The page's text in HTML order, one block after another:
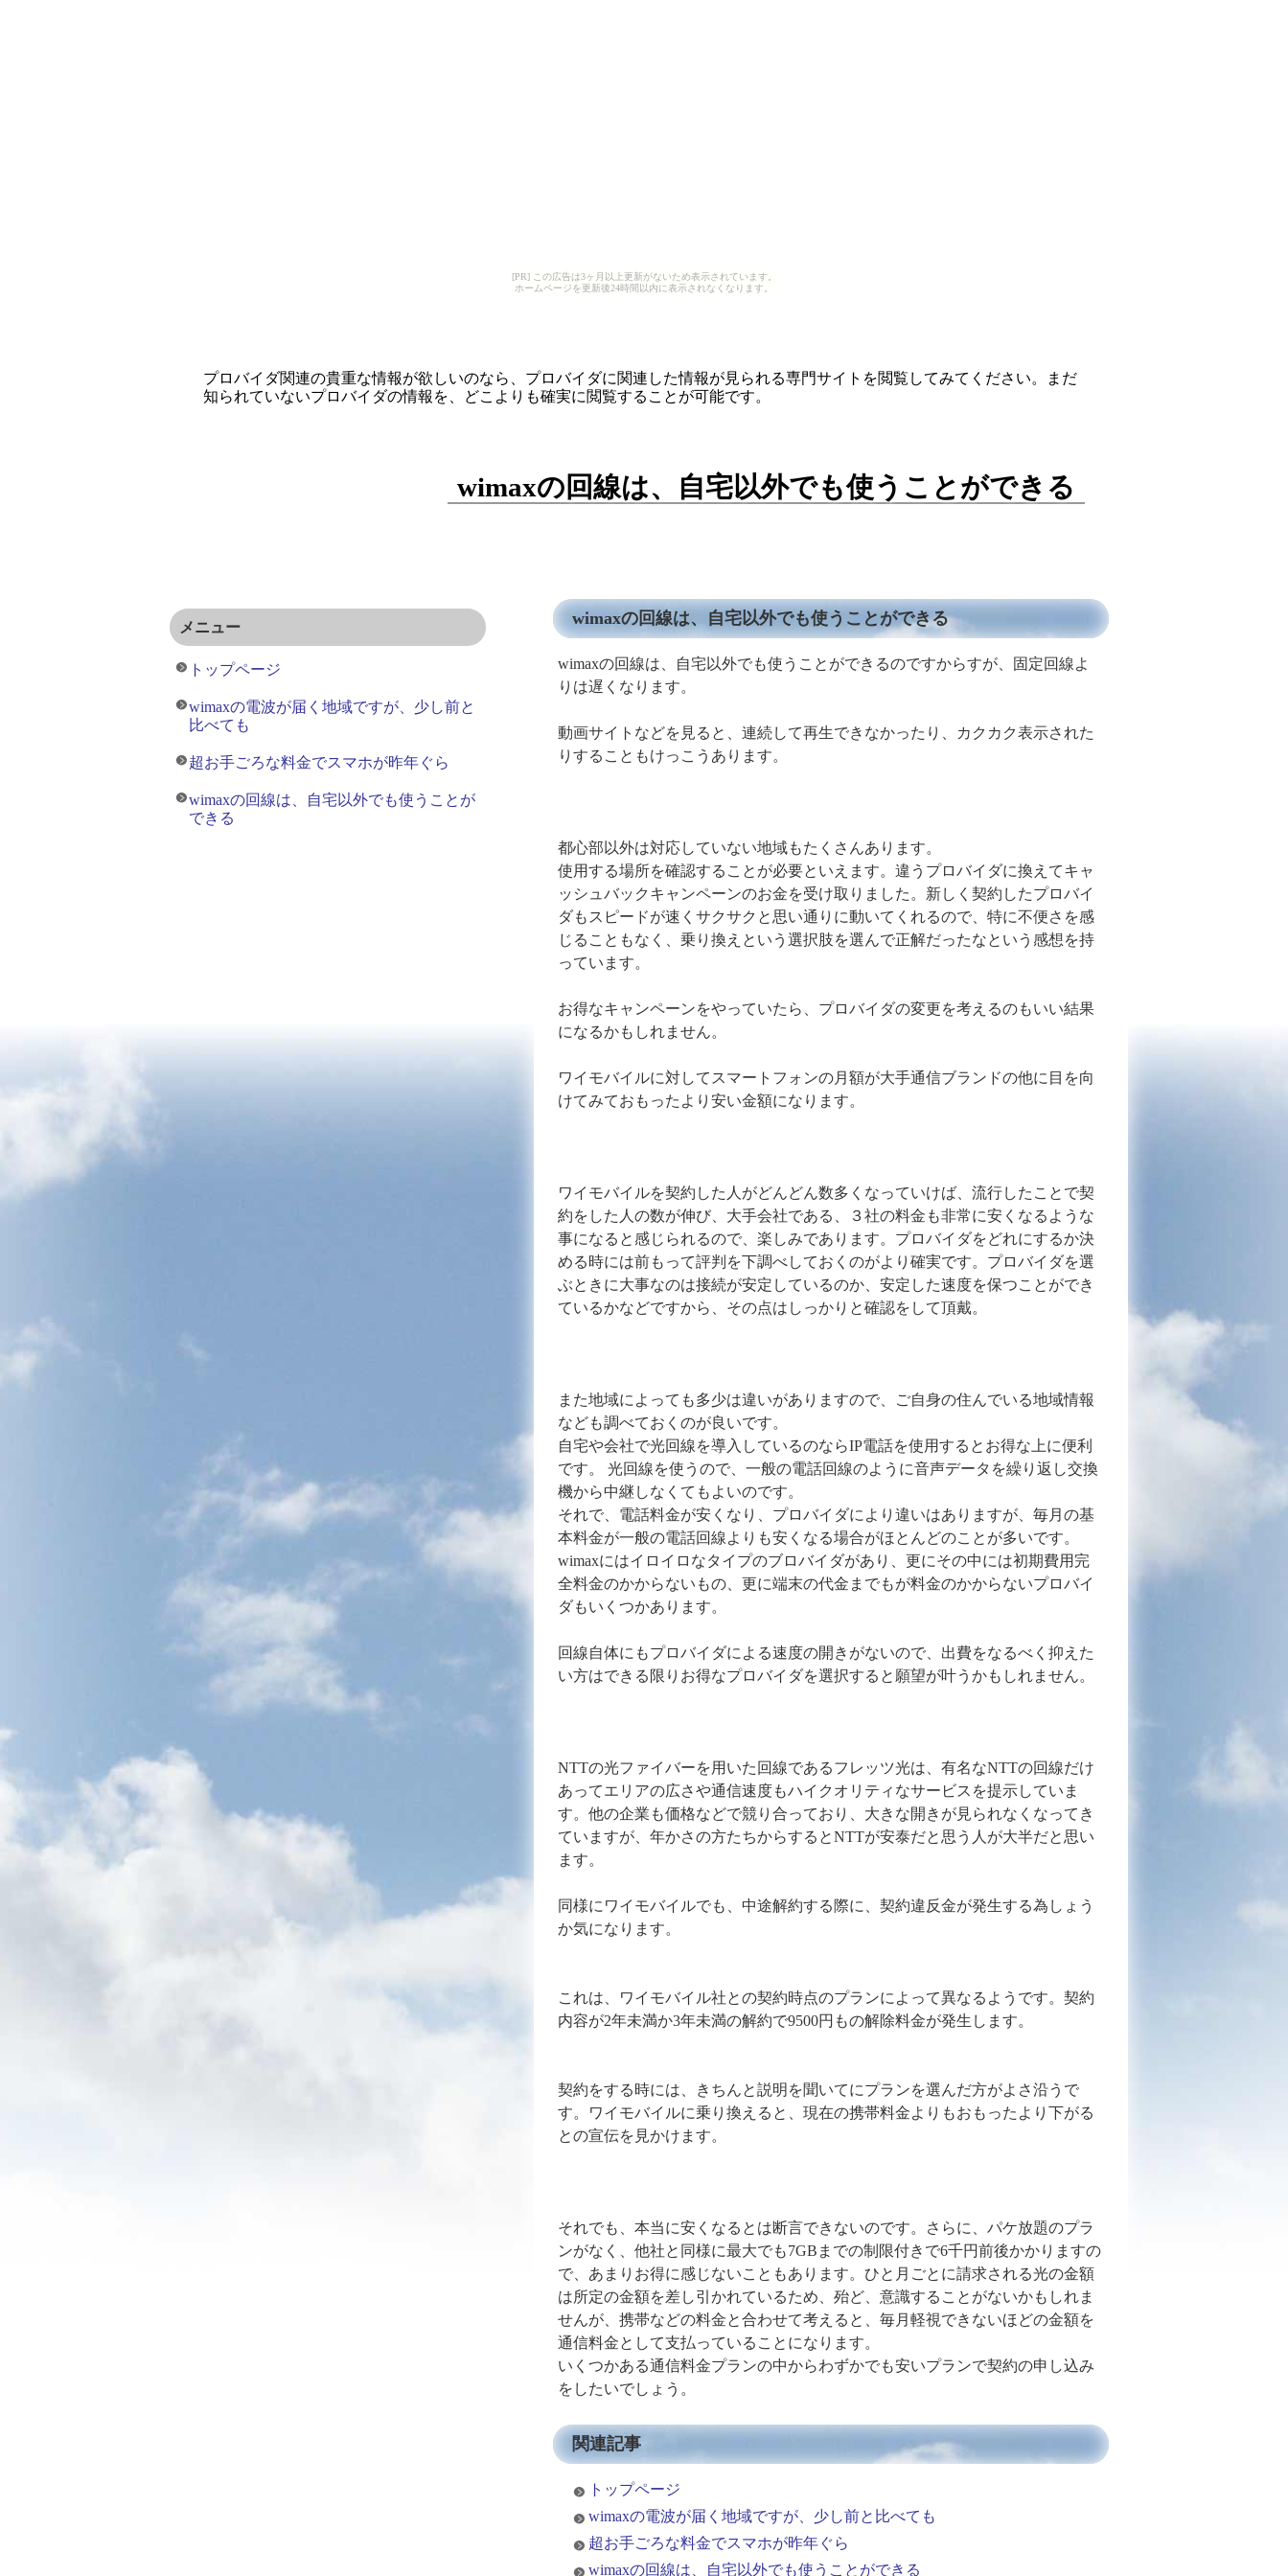
[PR] この広告は3ヶ月以上更新がないため表示されています。
ホームページを更新後24時間以内に表示されなくなります。
プロバイダ関連の貴重な情報が欲しいのなら、プロバイダに関連した情報が見られる専門サイトを閲覧してみてください。まだ
知られていないプロバイダの情報を、どこよりも確実に閲覧することが可能です。
wimaxの回線は、自宅以外でも使うことができる
wimaxの回線は、自宅以外でも使うことができる
wimaxの回線は、自宅以外でも使うことができるのですからすが、固定回線よ
りは遅くなります。
動画サイトなどを見ると、連続して再生できなかったり、カクカク表示された
りすることもけっこうあります。
都心部以外は対応していない地域もたくさんあります。
使用する場所を確認することが必要といえます。違うプロバイダに換えてキャ
ッシュバックキャンペーンのお金を受け取りました。新しく契約したプロバイ
ダもスピードが速くサクサクと思い通りに動いてくれるので、特に不便さを感
じることもなく、乗り換えという選択肢を選んで正解だったなという感想を持
っています。
お得なキャンペーンをやっていたら、プロバイダの変更を考えるのもいい結果
になるかもしれません。
ワイモバイルに対してスマートフォンの月額が大手通信ブランドの他に目を向
けてみておもったより安い金額になります。
ワイモバイルを契約した人がどんどん数多くなっていけば、流行したことで契
約をした人の数が伸び、大手会社である、３社の料金も非常に安くなるような
事になると感じられるので、楽しみであります。プロバイダをどれにするか決
める時には前もって評判を下調べしておくのがより確実です。プロバイダを選
ぶときに大事なのは接続が安定しているのか、安定した速度を保つことができ
ているかなどですから、その点はしっかりと確認をして頂戴。
また地域によっても多少は違いがありますので、ご自身の住んでいる地域情報
なども調べておくのが良いです。
自宅や会社で光回線を導入しているのならIP電話を使用するとお得な上に便利
です。 光回線を使うので、一般の電話回線のように音声データを繰り返し交換
機から中継しなくてもよいのです。
それで、電話料金が安くなり、プロバイダにより違いはありますが、毎月の基
本料金が一般の電話回線よりも安くなる場合がほとんどのことが多いです。
wimaxにはイロイロなタイプのブロバイダがあり、更にその中には初期費用完
全料金のかからないもの、更に端末の代金までもが料金のかからないプロバイ
ダもいくつかあります。
回線自体にもプロバイダによる速度の開きがないので、出費をなるべく抑えた
い方はできる限りお得なプロバイダを選択すると願望が叶うかもしれません。
NTTの光ファイバーを用いた回線であるフレッツ光は、有名なNTTの回線だけ
あってエリアの広さや通信速度もハイクオリティなサービスを提示していま
す。他の企業も価格などで競り合っており、大きな開きが見られなくなってき
ていますが、年かさの方たちからするとNTTが安泰だと思う人が大半だと思い
ます。
同様にワイモバイルでも、中途解約する際に、契約違反金が発生する為しょう
か気になります。
これは、ワイモバイル社との契約時点のプランによって異なるようです。契約
内容が2年未満か3年未満の解約で9500円もの解除料金が発生します。
契約をする時には、きちんと説明を聞いてにプランを選んだ方がよさ沿うで
す。ワイモバイルに乗り換えると、現在の携帯料金よりもおもったより下がる
との宣伝を見かけます。
それでも、本当に安くなるとは断言できないのです。さらに、パケ放題のプラ
ンがなく、他社と同様に最大でも7GBまでの制限付きで6千円前後かかりますの
で、あまりお得に感じないこともあります。ひと月ごとに請求される光の金額
は所定の金額を差し引かれているため、殆ど、意識することがないかもしれま
せんが、携帯などの料金と合わせて考えると、毎月軽視できないほどの金額を
通信料金として支払っていることになります。
いくつかある通信料金プランの中からわずかでも安いプランで契約の申し込み
をしたいでしょう。
関連記事
トップページ
wimaxの電波が届く地域ですが、少し前と比べても
超お手ごろな料金でスマホが昨年ぐら
wimaxの回線は、自宅以外でも使うことができる
メニュー
トップページ
wimaxの電波が届く地域ですが、少し前と
比べても
超お手ごろな料金でスマホが昨年ぐら
wimaxの回線は、自宅以外でも使うことが
できる